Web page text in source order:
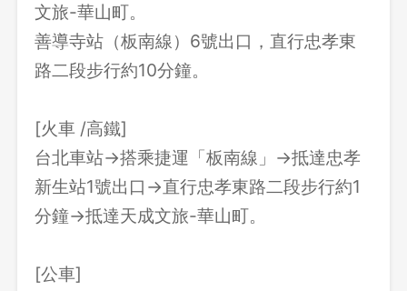
文旅-華山町。
善導寺站（板南線）6號出口，直行忠孝東
路二段步行約10分鐘。
[火車 /高鐵]
台北車站→搭乘捷運「板南線」→抵達忠孝
新生站1號出口→直行忠孝東路二段步行約1
分鐘→抵達天成文旅-華山町。
[公車]